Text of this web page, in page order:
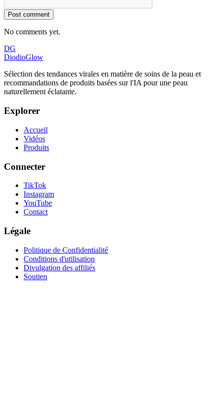
Post comment
No comments yet.
DG
DiodioGlow
Sélection des tendances virales en matière de soins de la peau et
recommandations de produits basées sur l'IA pour une peau
naturellement éclatante.
Explorer
Accueil
Vidéos
Produits
Connecter
TikTok
Instagram
YouTube
Contact
Légale
Politique de Confidentialité
Conditions d'utilisation
Divulgation des affiliés
Soutien